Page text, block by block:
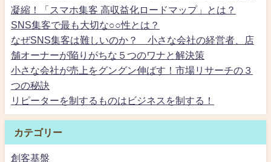
凝縮！「スマホ集客 高収益化ロードマップ」とは？
SNS集客で最も大切な○○性とは？
なぜSNS集客は難しいのか？ 小さな会社の経営者、店
舗オーナーが陥りがちな５つのワナと解決策
小さな会社が売上をグングン伸ばす！市場リサーチの３
つの秘訣
リピーターを制するものはビジネスを制する！
カテゴリー
創客基盤